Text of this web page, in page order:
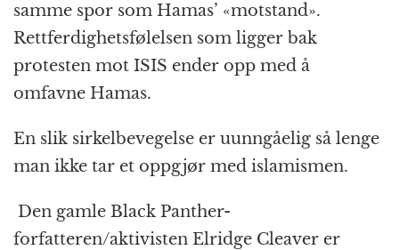
samme spor som Hamas’ «motstand».
Rettferdighetsfølelsen som ligger bak
protesten mot ISIS ender opp med å
omfavne Hamas.
En slik sirkelbevegelse er uunngåelig så lenge
man ikke tar et oppgjør med islamismen.
Den gamle Black Panther-
forfatteren/aktivisten Elridge Cleaver er